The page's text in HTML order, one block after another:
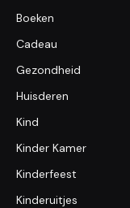
Boeken
Cadeau
Gezondheid
Huisderen
Kind
Kinder Kamer
Kinderfeest
Kinderuitjes